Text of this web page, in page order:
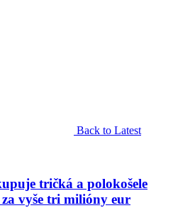
Back to Latest
tričká a polokošele
vyše tri milióny eur